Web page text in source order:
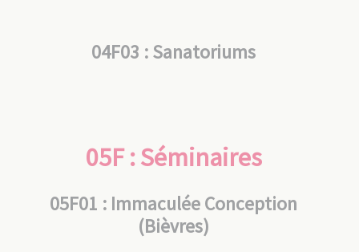
04F03 : Sanatoriums
05F : Séminaires
05F01 : Immaculée Conception
(Bièvres)